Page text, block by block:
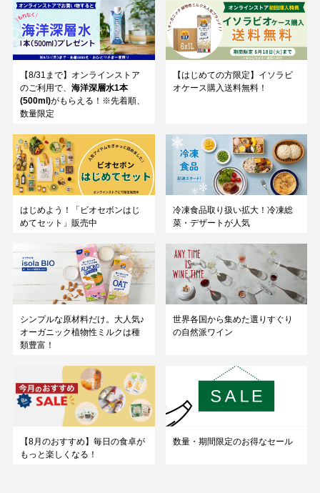
【8/31まで】オンラインストア
のご利用で、 海洋深層水1本
(500ml)がもらえる！※先着順、
数量限定
【はじめての方限定】イソラビ
オケース購入送料無料！
はじめよう！「ビオセボンはじ
めてセット」販売中
冷凍食品取り扱い拡大！冷凍総
菜・デザートが人気
シンプルな原材料だけ。大人気♪
オーガニック植物性ミルクは種
類豊富！
世界各国から集めた選りすぐり
の自然派ワイン
【8月のおすすめ】毎日の食卓が
もっと楽しくなる！
数量・期間限定のお得なセール